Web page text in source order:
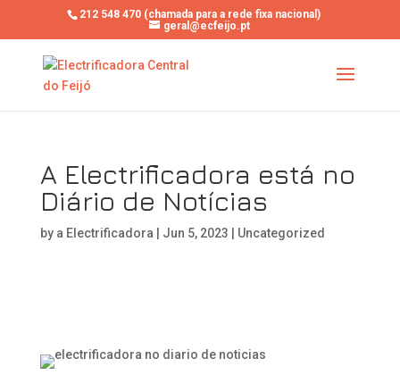
212 548 470 (chamada para a rede fixa nacional)
geral@ecfeijo.pt
A Electrificadora está no
Diário de Notícias
by a Electrificadora Jun 5, 2023 Uncategorized